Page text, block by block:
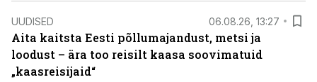
UUDISED 06.08.26, 13:27
Aita kaitsta Eesti põllumajandust, metsi ja
loodust – ära too reisilt kaasa soovimatuid
„kaasreisijaid“